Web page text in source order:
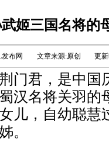
姬三国名将的
布网 文章来源:原创 更新
君，是中国
汉名将关羽的
儿，自幼聪慧
。